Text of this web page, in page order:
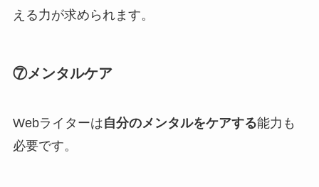
える力が求められます。
⑦メンタルケア
Webライターは自分のメンタルをケアする能力も
必要です。